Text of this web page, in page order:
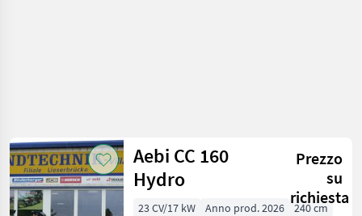
Aebi CC 160
Hydro
Prezzo
su
richiesta
23 CV/17 kW Anno prod. 2026
240 cm